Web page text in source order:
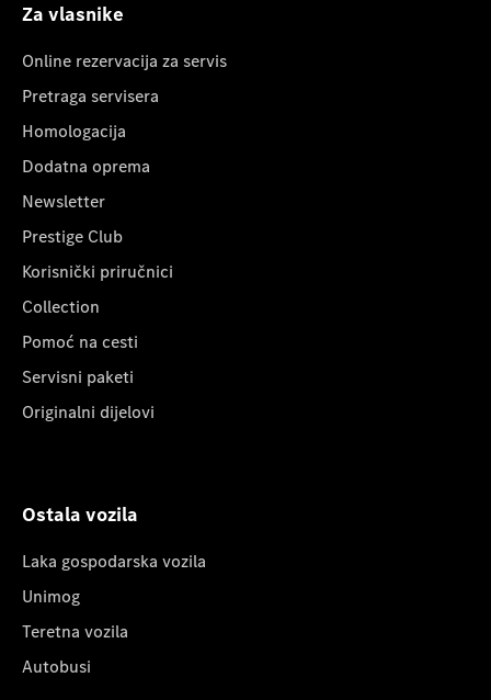
Za vlasnike
Online rezervacija za servis
Pretraga servisera
Homologacija
Dodatna oprema
Newsletter
Prestige Club
Korisnički priručnici
Collection
Pomoć na cesti
Servisni paketi
Originalni dijelovi
Ostala vozila
Laka gospodarska vozila
Unimog
Teretna vozila
Autobusi